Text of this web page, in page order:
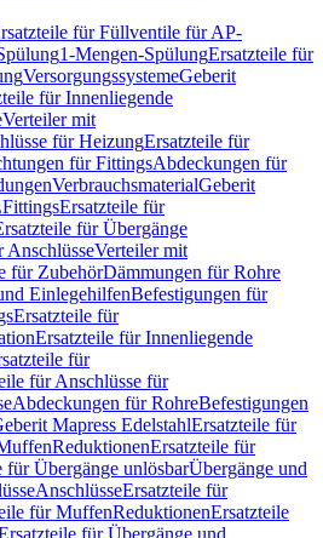
für Füllventile für AP-
1-Mengen-SpülungErsatzteile für
VersorgungssystemeGeberit
für Innenliegende
Verteiler mit
für HeizungErsatzteile für
für FittingsAbdeckungen für
VerbrauchsmaterialGeberit
FittingsErsatzteile für
für Übergänge
AnschlüsseVerteiler mit
für ZubehörDämmungen für Rohre
EinlegehilfenBefestigungen für
Ersatzteile für
Ersatzteile für Innenliegende
für
für Anschlüsse für
Abdeckungen für RohreBefestigungen
Mapress EdelstahlErsatzteile für
ReduktionenErsatzteile für
für Übergänge unlösbarÜbergänge und
AnschlüsseErsatzteile für
für MuffenReduktionenErsatzteile
für Übergänge und